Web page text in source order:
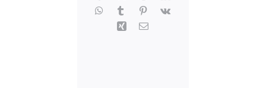
WhatsApp
TumblrPinterest
Vk
Xing